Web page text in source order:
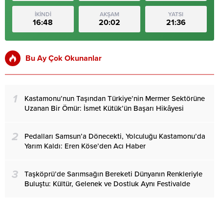
İKİNDİ
16:48
AKŞAM
20:02
YATSI
21:36
Bu Ay Çok Okunanlar
1
Kastamonu’nun Taşından Türkiye’nin Mermer Sektörüne
Uzanan Bir Ömür: İsmet Kütük’ün Başarı Hikâyesi
2
Pedalları Samsun’a Dönecekti, Yolculuğu Kastamonu’da
Yarım Kaldı: Eren Köse’den Acı Haber
3
Taşköprü’de Sarımsağın Bereketi Dünyanın Renkleriyle
Buluştu: Kültür, Gelenek ve Dostluk Aynı Festivalde